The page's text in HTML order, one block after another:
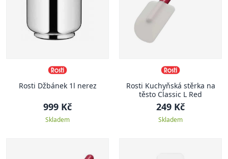
Rosti Džbánek 1l nerez
999 Kč
Skladem
Rosti Kuchyňská stěrka na
těsto Classic L Red
249 Kč
Skladem